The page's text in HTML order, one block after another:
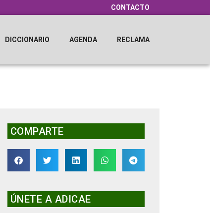
CONTACTO
DICCIONARIO AGENDA RECLAMA
COMPARTE
ÚNETE A ADICAE